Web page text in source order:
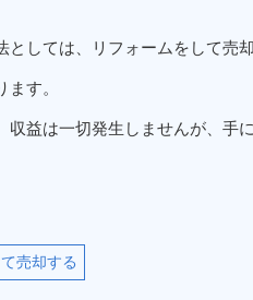
としては、リフォームをして売
す。
収益は一切発生しませんが、手
売却する